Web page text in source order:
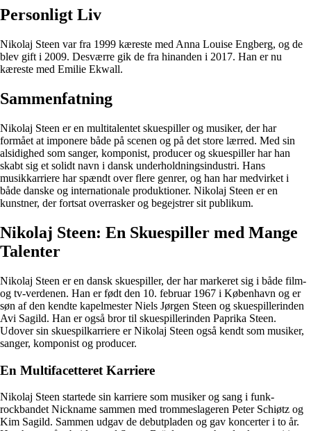
Personligt Liv
Nikolaj Steen var fra 1999 kæreste med Anna Louise Engberg, og de
blev gift i 2009. Desværre gik de fra hinanden i 2017. Han er nu
kæreste med Emilie Ekwall.
Sammenfatning
Nikolaj Steen er en multitalentet skuespiller og musiker, der har
formået at imponere både på scenen og på det store lærred. Med sin
alsidighed som sanger, komponist, producer og skuespiller har han
skabt sig et solidt navn i dansk underholdningsindustri. Hans
musikkarriere har spændt over flere genrer, og han har medvirket i
både danske og internationale produktioner. Nikolaj Steen er en
kunstner, der fortsat overrasker og begejstrer sit publikum.
Nikolaj Steen: En Skuespiller med Mange
Talenter
Nikolaj Steen er en dansk skuespiller, der har markeret sig i både film-
og tv-verdenen. Han er født den 10. februar 1967 i København og er
søn af den kendte kapelmester Niels Jørgen Steen og skuespillerinden
Avi Sagild. Han er også bror til skuespillerinden Paprika Steen.
Udover sin skuespilkarriere er Nikolaj Steen også kendt som musiker,
sanger, komponist og producer.
En Multifacetteret Karriere
Nikolaj Steen startede sin karriere som musiker og sang i funk-
rockbandet Nickname sammen med trommeslageren Peter Schiøtz og
Kim Sagild. Sammen udgav de debutpladen og gav koncerter i to år.